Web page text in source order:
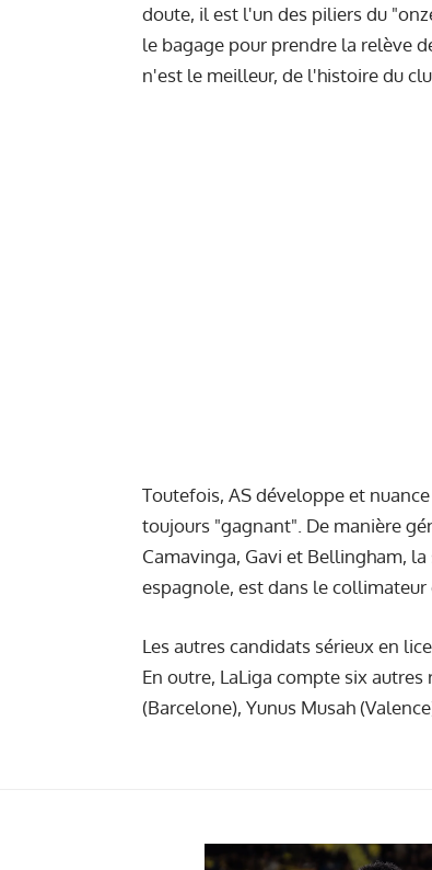
doute, il est l'un des piliers du "
le bagage pour prendre la relève
n'est le meilleur, de l'histoire du
Toutefois, AS développe et
toujours "gagnant". De manière
Camavinga, Gavi et Bellingham,
espagnole, est dans le
Les autres candidats sérieux en
En outre, LaLiga compte six
(Barcelone), Yunus Musah